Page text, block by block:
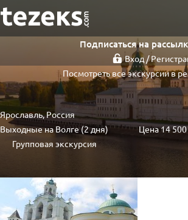
Подписаться на
Вход /
Посмотреть все экскурсии в
Ярославль, Россия
Выходные на Волге (2 дня)
Групповая экскурсия
Цена14